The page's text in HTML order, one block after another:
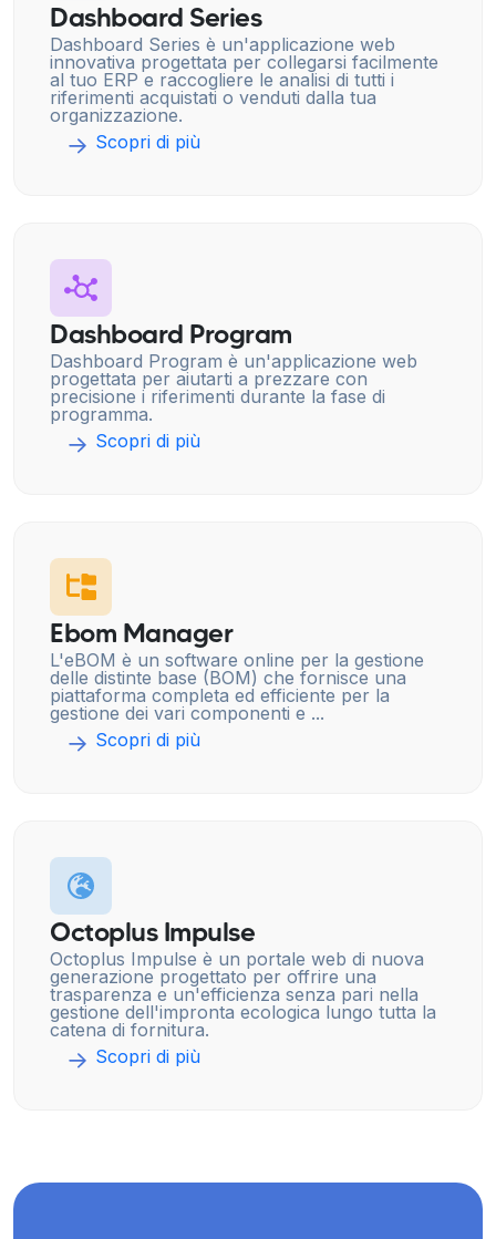
Dashboard Series
Dashboard Series è un'applicazione web
innovativa progettata per collegarsi facilmente
al tuo ERP e raccogliere le analisi di tutti i
riferimenti acquistati o venduti dalla tua
organizzazione.
Scopri di più
Dashboard Program
Dashboard Program è un'applicazione web
progettata per aiutarti a prezzare con
precisione i riferimenti durante la fase di
programma.
Scopri di più
Ebom Manager
L'eBOM è un software online per la gestione
delle distinte base (BOM) che fornisce una
piattaforma completa ed efficiente per la
gestione dei vari componenti e ...
Scopri di più
Octoplus Impulse
Octoplus Impulse è un portale web di nuova
generazione progettato per offrire una
trasparenza e un'efficienza senza pari nella
gestione dell'impronta ecologica lungo tutta la
catena di fornitura.
Scopri di più